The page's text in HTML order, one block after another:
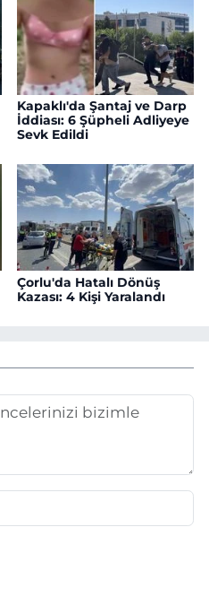
Kapaklı'da Şantaj ve Darp
İddiası: 6 Şüpheli Adliyeye
Sevk Edildi
Çorlu'da Hatalı Dönüş
Kazası: 4 Kişi Yaralandı